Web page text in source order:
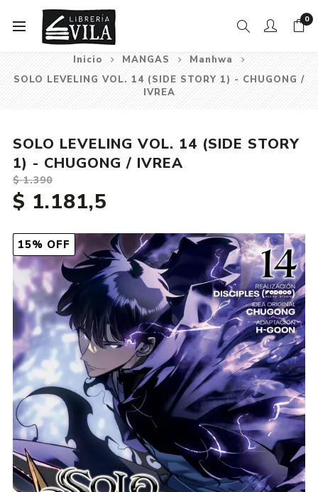
0
Inicio MANGAS
Manhwa
SOLO LEVELING VOL. 14 (SIDE STORY 1) - CHUGONG /
IVREA
15% OFF
SOLO LEVELING VOL. 14 (SIDE STORY
1) - CHUGONG / IVREA
$ 1.390
$ 1.181,5